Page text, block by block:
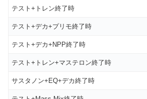
テスト+トレン終了時
テスト+デカ+プリモ終了時
テスト+デカ+NPP終了時
テスト+トレン+マステロン終了時
サスタノン+EQ+デカ終了時